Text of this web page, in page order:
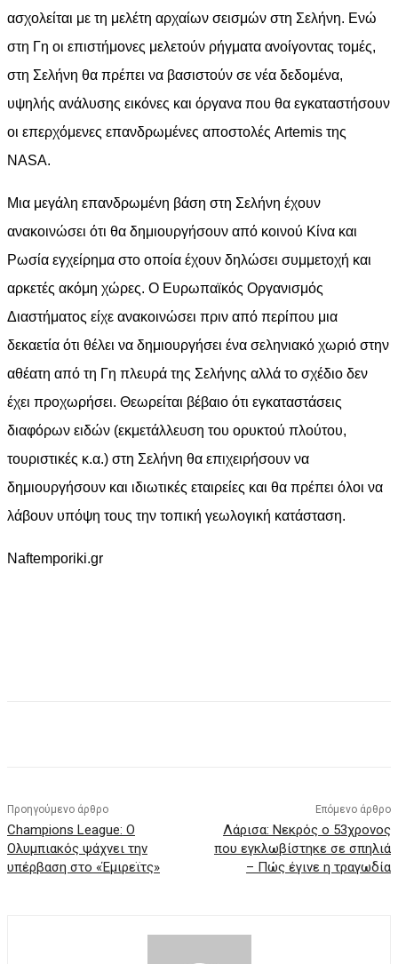
ασχολείται με τη μελέτη αρχαίων σεισμών στη Σελήνη. Ενώ
στη Γη οι επιστήμονες μελετούν ρήγματα ανοίγοντας τομές,
στη Σελήνη θα πρέπει να βασιστούν σε νέα δεδομένα,
υψηλής ανάλυσης εικόνες και όργανα που θα εγκαταστήσουν
οι επερχόμενες επανδρωμένες αποστολές Artemis της
NASA.
Μια μεγάλη επανδρωμένη βάση στη Σελήνη έχουν
ανακοινώσει ότι θα δημιουργήσουν από κοινού Κίνα και
Ρωσία εγχείρημα στο οποία έχουν δηλώσει συμμετοχή και
αρκετές ακόμη χώρες. Ο Ευρωπαϊκός Οργανισμός
Διαστήματος είχε ανακοινώσει πριν από περίπου μια
δεκαετία ότι θέλει να δημιουργήσει ένα σεληνιακό χωριό στην
αθέατη από τη Γη πλευρά της Σελήνης αλλά το σχέδιο δεν
έχει προχωρήσει. Θεωρείται βέβαιο ότι εγκαταστάσεις
διαφόρων ειδών (εκμετάλλευση του ορυκτού πλούτου,
τουριστικές κ.α.) στη Σελήνη θα επιχειρήσουν να
δημιουργήσουν και ιδιωτικές εταιρείες και θα πρέπει όλοι να
λάβουν υπόψη τους την τοπική γεωλογική κατάσταση.
Naftemporiki.gr
Προηγούμενο άρθρο
Champions League: Ο
Ολυμπιακός ψάχνει την
υπέρβαση στο «Έμιρεϊτς»
Επόμενο άρθρο
Λάρισα: Νεκρός ο 53χρονος
που εγκλωβίστηκε σε σπηλιά
– Πώς έγινε η τραγωδία